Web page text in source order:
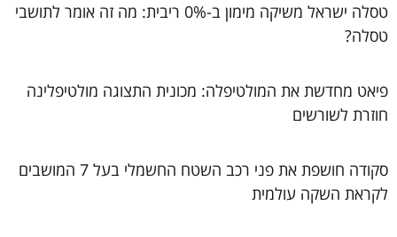
טסלה ישראל משיקה מימון ב-0% ריבית: מה זה אומר לתושבי
טסלה?
פיאט מחדשת את המולטיפלה: מכונית התצוגה מולטיפלינה
חוזרת לשורשים
סקודה חושפת את פני רכב השטח החשמלי בעל 7 המושבים
לקראת השקה עולמית